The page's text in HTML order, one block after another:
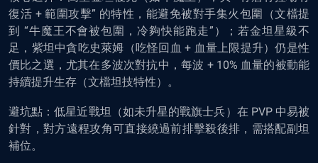
復活 + 範圍攻擊” 的特性，能避免被對手集火包圍（文檔提
到 “牛魔王不會被包圍，冷夠快能跑走”）；若金坦星級不
足，紫坦中貪吃史萊姆（吃怪回血 + 血量上限提升）仍是性
價比之選，尤其在多波次對抗中，每波 + 10% 血量的被動能
持續提升生存（文檔坦技特性）。
避坑點：低星近戰坦（如未升星的戰旗士兵）在 PVP 中易被
針對，對方遠程攻角可直接繞過前排擊殺後排，需搭配副坦
補位。